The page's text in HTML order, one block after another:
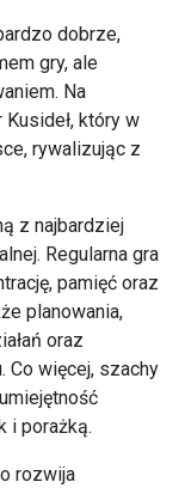
dobrze,
gry, ale
Na
który w
rywalizując z
z najbardziej
Regularna gra
pamięć oraz
planowania,
oraz
Co więcej, szachy
i porażką.
rozwija